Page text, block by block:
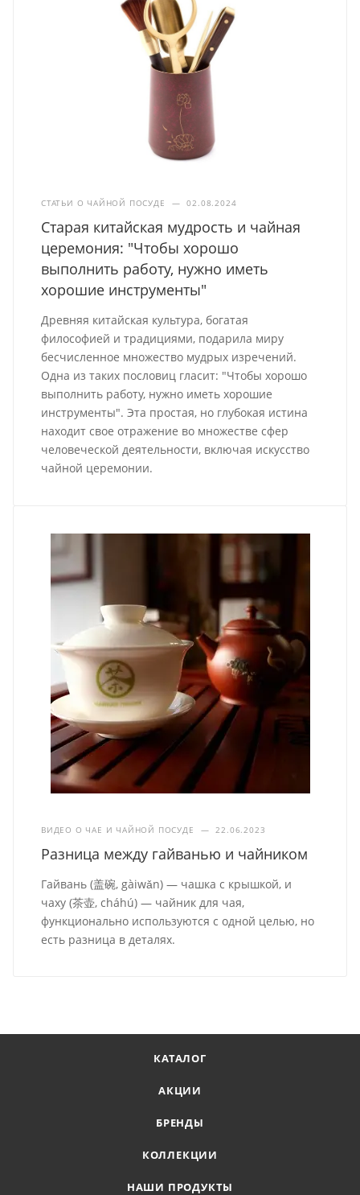
СТАТЬИ О ЧАЙНОЙ ПОСУДЕ — 02.08.2024
Старая китайская мудрость и чайная
церемония: "Чтобы хорошо
выполнить работу, нужно иметь
хорошие инструменты"
Древняя китайская культура, богатая
философией и традициями, подарила миру
бесчисленное множество мудрых изречений.
Одна из таких пословиц гласит: "Чтобы хорошо
выполнить работу, нужно иметь хорошие
инструменты". Эта простая, но глубокая истина
находит свое отражение во множестве сфер
человеческой деятельности, включая искусство
чайной церемонии.
ВИДЕО О ЧАЕ И ЧАЙНОЙ ПОСУДЕ — 22.06.2023
Разница между гайванью и чайником
Гайвань (盖碗, gàiwǎn) — чашка с крышкой, и
чаху (茶壶, cháhú) — чайник для чая,
функционально используются с одной целью, но
есть разница в деталях.
КАТАЛОГ
АКЦИИ
БРЕНДЫ
КОЛЛЕКЦИИ
НАШИ ПРОДУКТЫ